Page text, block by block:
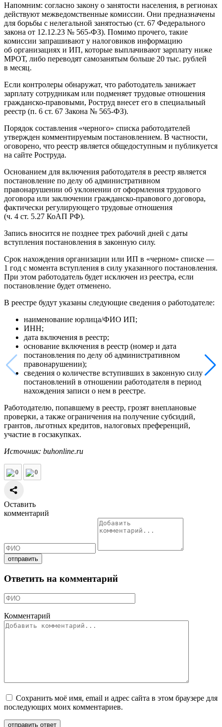
Напомним: согласно закону о занятости населения, в регионах
действуют межведомственные комиссии. Они предназначены
для борьбы с нелегальной занятостью (ст. 67 Федерального
закона от 12.12.23 № 565-ФЗ). Помимо прочего, такие
комиссии запрашивают у налоговиков информацию
об организациях и ИП, которые выплачивают зарплату ниже
МРОТ, либо переводят самозанятым больше 20 тыс. рублей
в месяц.
Если контролеры обнаружат, что работодатель занижает
зарплату сотрудникам или подменяет трудовые отношения
гражданско-правовыми, Роструд внесет его в специальный
реестр (п. 6 ст. 67 Закона № 565-ФЗ).
Порядок составления «черного» списка работодателей
утвержден комментируемым постановлением. В частности,
оговорено, что реестр является общедоступным и публикуется
на сайте Роструда.
Основанием для включения работодателя в реестр является
постановление по делу об административном
правонарушении об уклонении от оформления трудового
договора или заключении гражданско-правового договора,
фактически регулирующего трудовые отношения
(ч. 4 ст. 5.27 КоАП РФ).
Запись вносится не позднее трех рабочий дней с даты
вступления постановления в законную силу.
Срок нахождения организации или ИП в «черном» списке —
1 год с момента вступления в силу указанного постановления.
При этом работодатель будет исключен из реестра, если
постановление будет отменено.
В реестре будут указаны следующие сведения о работодателе:
наименование юрлица/ФИО ИП;
ИНН;
дата включения в реестр;
основание включения в реестр (номер и дата
постановления по делу об административном
правонарушении);
сведения о количестве вступивших в законную силу
постановлений в отношении работодателя в период
нахождения записи о нем в реестре.
Работодателю, попавшему в реестр, грозят внеплановые
проверки, а также ограничения на получение субсидий,
грантов, льготных кредитов, налоговых преференций,
участие в госзакупках.
Источник: buhonline.ru
0 0
Оставить
комментарий
Ответить на комментарий
Комментарий
Сохранить моё имя, email и адрес сайта в этом браузере для
последующих моих комментариев.